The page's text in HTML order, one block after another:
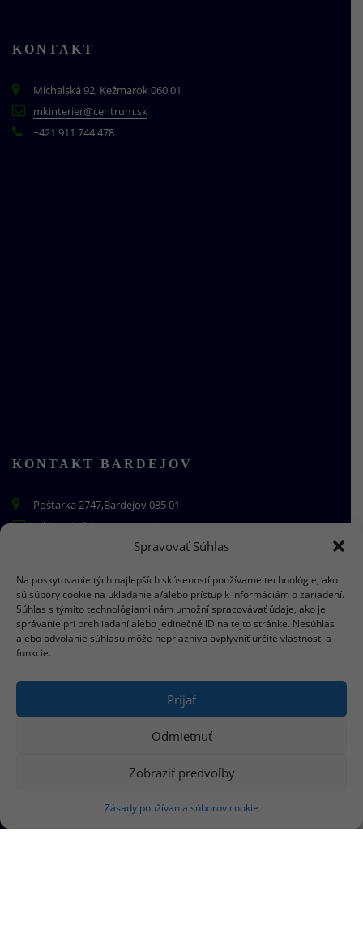
Spravovať Súhlas
Na poskytovanie tých najlepších skúseností používame technológie, ako
sú súbory cookie na ukladanie a/alebo prístup k informáciám o zariadení.
Súhlas s týmito technológiami nám umožní spracovávať údaje, ako je
správanie pri prehliadaní alebo jedinečné ID na tejto stránke. Nesúhlas
alebo odvolanie súhlasu môže nepriaznivo ovplyvniť určité vlastnosti a
funkcie.
Prijať
Odmietnuť
Zobraziť predvoľby
Zásady používania súborov cookie
KONTAKT
Michalská 92, Kežmarok 060 01
mkinterier@centrum.sk
+421 911 744 478
KONTAKT BARDEJOV
Poštárka 2747,Bardejov 085 01
mkinterierbj@centrum.sk